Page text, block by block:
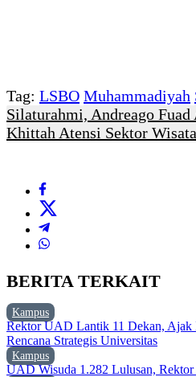
Tag: LSBO Muhammadiyah
Silaturahmi, Andreago
Khittah Atensi Sektor Wisata
BERITA TERKAIT
Kampus
Rektor UAD Lantik 11 Dekan, Ajak
Rencana Strategis Universitas
Kampus
UAD Wisuda 1.282 Lulusan,